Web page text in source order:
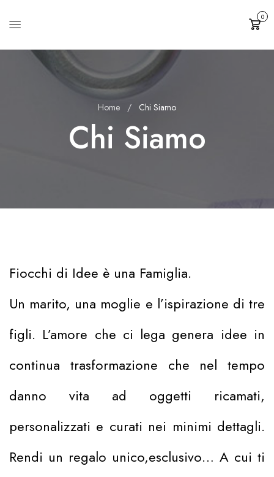
Cart
0
Home Chi Siamo
Chi Siamo
Fiocchi di Idee è una Famiglia.
Un marito, una moglie e l’ispirazione di tre
figli. L’amore che ci lega genera idee in
continua trasformazione che nel tempo
danno vita ad oggetti ricamati,
personalizzati e curati nei minimi dettagli.
Rendi un regalo unico,esclusivo… A cui ti